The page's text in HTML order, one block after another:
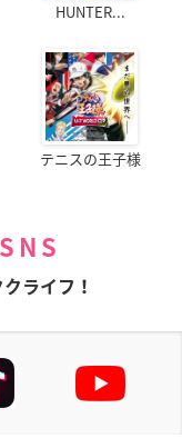
HUNTER...
テニスの王子様
ライフ！